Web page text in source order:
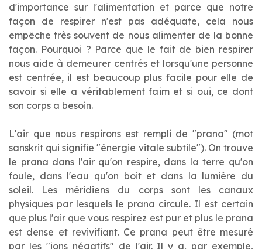
d'importance sur l'alimentation et parce que notre
façon de respirer n'est pas adéquate, cela nous
empêche très souvent de nous alimenter de la bonne
façon. Pourquoi ? Parce que le fait de bien respirer
nous aide à demeurer centrés et lorsqu'une personne
est centrée, il est beaucoup plus facile pour elle de
savoir si elle a véritablement faim et si oui, ce dont
son corps a besoin.
L'air que nous respirons est rempli de "prana" (mot
sanskrit qui signifie "énergie vitale subtile"). On trouve
le prana dans l'air qu'on respire, dans la terre qu'on
foule, dans l'eau qu'on boit et dans la lumière du
soleil. Les méridiens du corps sont les canaux
physiques par lesquels le prana circule. Il est certain
que plus l'air que vous respirez est pur et plus le prana
est dense et revivifiant. Ce prana peut être mesuré
par les "ions négatifs" de l'air. Il y a, par exemple,